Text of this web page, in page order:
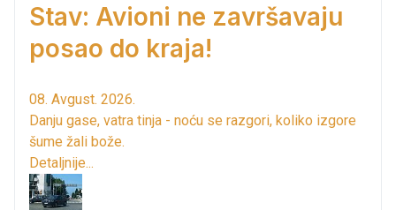
Stav: Avioni ne završavaju
posao do kraja!
08. Avgust. 2026.
Danju gase, vatra tinja - noću se razgori, koliko izgore
šume žali bože.
Detaljnije...